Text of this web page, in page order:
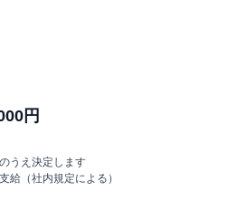
円
うえ決定します
給（社内規定による）